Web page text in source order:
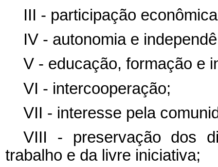
III - participação
IV - autonomia e
V - educação, formação e
VI - intercooperação;
VII - interesse pela
VIII - preservação dos
trabalho e da livre iniciativa;